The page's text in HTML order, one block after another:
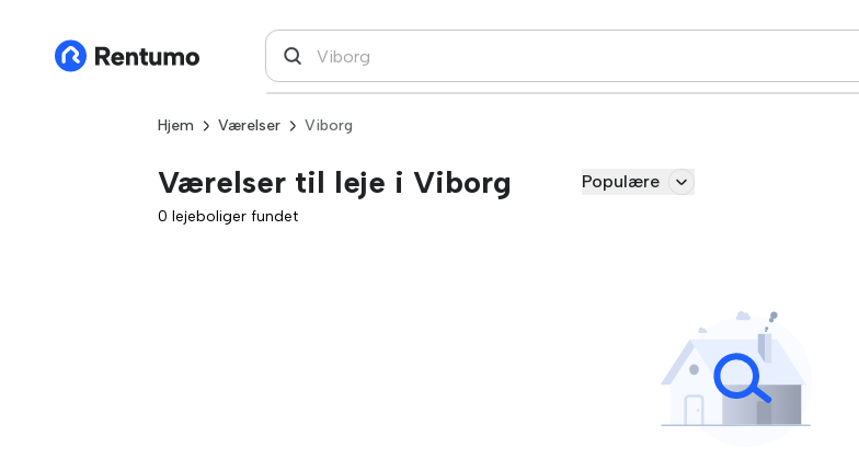
Hjem Værelser Viborg
Værelser til leje i Viborg Populære
0 lejeboliger fundet